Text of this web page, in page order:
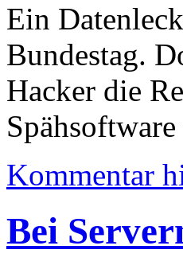
Ein
Bundestag.
Hacker die
Kommentar
Bei